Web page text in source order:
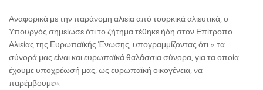
Αναφορικά με την παράνομη αλιεία από τουρκικά αλιευτικά, ο
Υπουργός σημείωσε ότι το ζήτημα τέθηκε ήδη στον Επίτροπο
Αλιείας της Ευρωπαϊκής Ένωσης, υπογραμμίζοντας ότι « τα
σύνορά μας είναι και ευρωπαϊκά θαλάσσια σύνορα, για τα οποία
έχουμε υποχρέωσή μας, ως ευρωπαϊκή οικογένεια, να
παρέμβουμε».